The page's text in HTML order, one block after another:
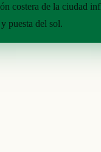
costera de la ciudad
puesta del sol.